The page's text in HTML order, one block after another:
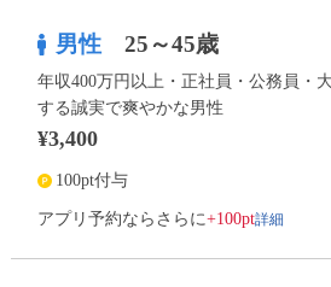
男性 25～45歳
年収400万円以上・正社員・公務員・
する誠実で爽やかな男性
¥3,400
100pt付与
アプリ予約ならさらに+100pt詳細